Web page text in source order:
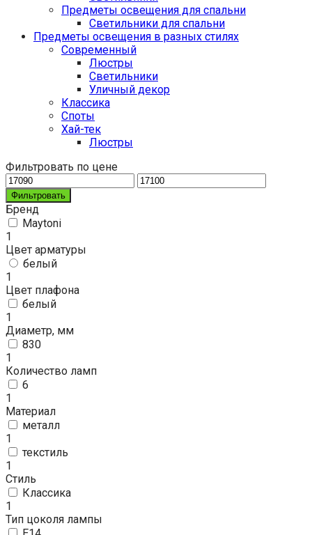
Предметы освещения для спальни
Светильники для спальни
Предметы освещения в разных стилях
Cовременный
Люстры
Светильники
Уличный декор
Классика
Споты
Хай-тек
Люстры
Фильтровать по цене
Фильтровать
Бренд
Maytoni
1
Цвет арматуры
белый
1
Цвет плафона
белый
1
Диаметр, мм
830
1
Количество ламп
6
1
Материал
металл
1
текстиль
1
Стиль
Классика
1
Тип цоколя лампы